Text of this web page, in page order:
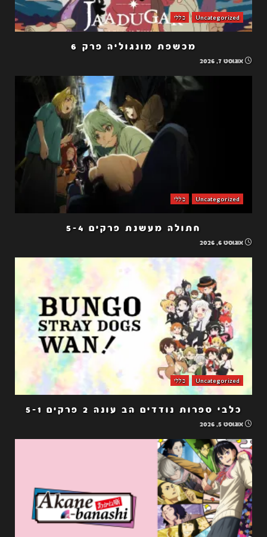
Uncategorized כללי
מכשפת מונגוליה פרק 6
אוגוסט 7, 2026
Uncategorized כללי
חתולה מעשנת פרקים 5-4
אוגוסט 6, 2026
Uncategorized כללי
כלבי ספרות נודדים הב עונה 2 פרקים 5-1
אוגוסט 5, 2026